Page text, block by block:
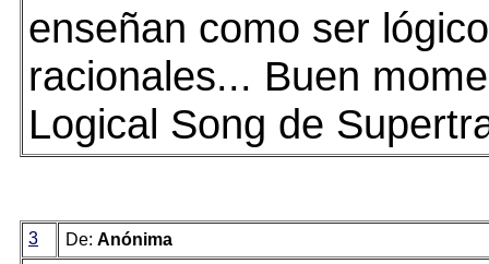
enseñan como ser
racionales... Buen
Logical Song de
3 De: Anónima